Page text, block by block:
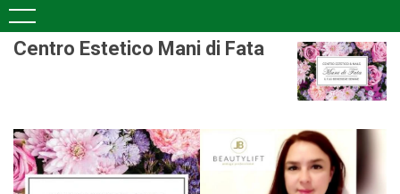
Centro Estetico Mani di Fata